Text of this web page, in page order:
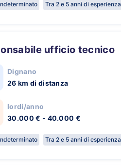
Tra 2 e 5 anni di esperienza
ufficio tecnico
Dignano
26 km di distanza
lordi/anno
30.000 € - 40.000 €
Tra 2 e 5 anni di esperienza